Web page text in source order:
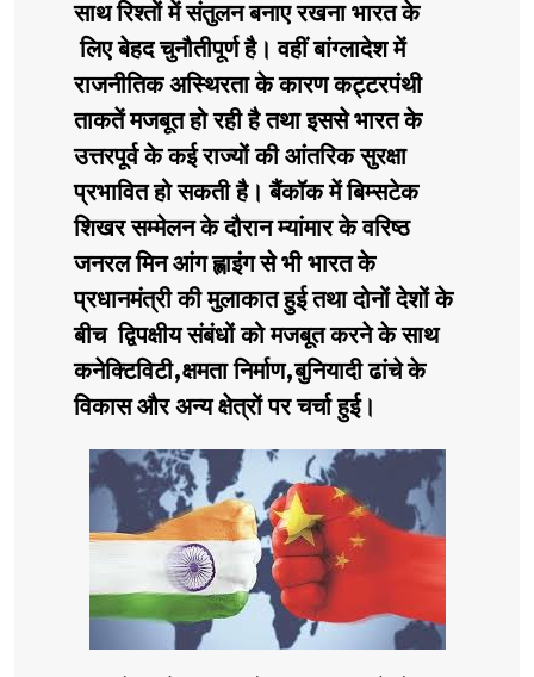
साथ रिश्तों में संतुलन बनाए रखना भारत के
लिए बेहद चुनौतीपूर्ण है। वहीं बांग्लादेश में
राजनीतिक अस्थिरता के कारण कट्टरपंथी
ताकतें मजबूत हो रही है तथा इससे भारत के
उत्तरपूर्व के कई राज्यों की आंतरिक सुरक्षा
प्रभावित हो सकती है। बैंकॉक में बिम्सटेक
शिखर सम्मेलन के दौरान म्यांमार के वरिष्ठ
जनरल मिन आंग ह्लाइंग से भी भारत के
प्रधानमंत्री की मुलाकात हुई तथा दोनों देशों के
बीच द्विपक्षीय संबंधों को मजबूत करने के साथ
कनेक्टिविटी,क्षमता निर्माण,बुनियादी ढांचे के
विकास और अन्य क्षेत्रों पर चर्चा हुई।